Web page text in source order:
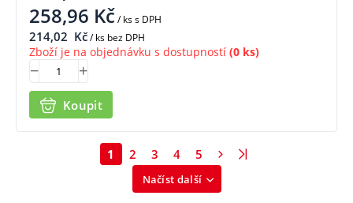
258,96 Kč/ kss DPH
214,02 Kč/ ks bez DPH
Zboží je na objednávku s dostupností (0 ks)
Koupit
Načíst další
1 2 3 4 5